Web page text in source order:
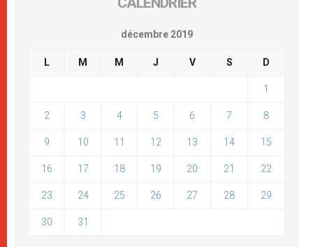
décembre 2019
L M M J V S D
1
2 3 4 5 6 7 8
9 10 11 12 13 14 15
16 17 18 19 20 21 22
23 24 25 26 27 28 29
30 31